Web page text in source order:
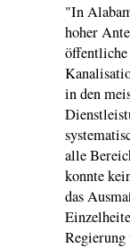
"In
hoher
öffentliche
in den
alle
konnte
das